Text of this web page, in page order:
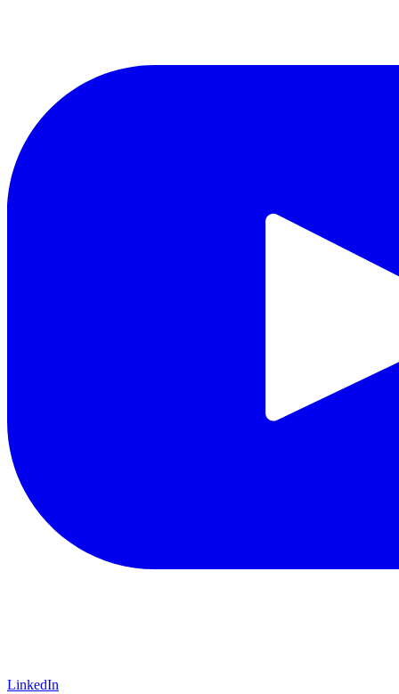
LinkedIn